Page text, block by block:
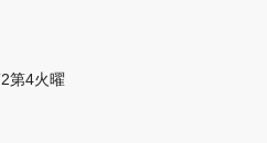
第4火曜